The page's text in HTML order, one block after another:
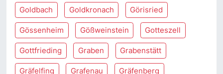
Goldbach Goldkronach Görisried
Gössenheim Gößweinstein Gotteszell
Gottfrieding Graben Grabenstätt
Gräfelfing Grafenau Gräfenberg